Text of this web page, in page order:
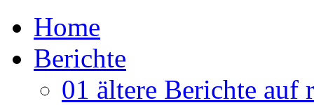
Home
Berichte
01 ältere Berichte auf